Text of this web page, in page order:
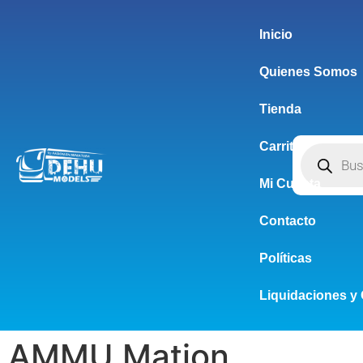
Inicio
Quienes Somos
Tienda
Carrito
Mi Cuenta
Contacto
Políticas
Liquidaciones y